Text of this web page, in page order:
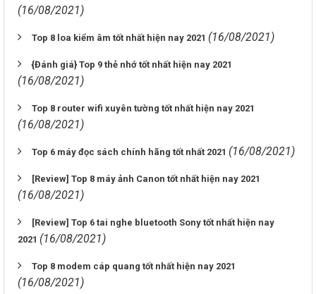
(16/08/2021)
Top 8 loa kiểm âm tốt nhất hiện nay 2021 (16/08/2021)
{Đánh giá} Top 9 thẻ nhớ tốt nhất hiện nay 2021
(16/08/2021)
Top 8 router wifi xuyên tường tốt nhất hiện nay 2021
(16/08/2021)
Top 6 máy đọc sách chính hãng tốt nhất 2021 (16/08/2021)
[Review] Top 8 máy ảnh Canon tốt nhất hiện nay 2021
(16/08/2021)
[Review] Top 6 tai nghe bluetooth Sony tốt nhất hiện nay
2021 (16/08/2021)
Top 8 modem cáp quang tốt nhất hiện nay 2021
(16/08/2021)